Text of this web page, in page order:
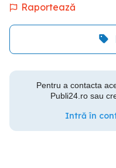
Raportează
Pentru a contacta
Publi24.ro sau
Intră în